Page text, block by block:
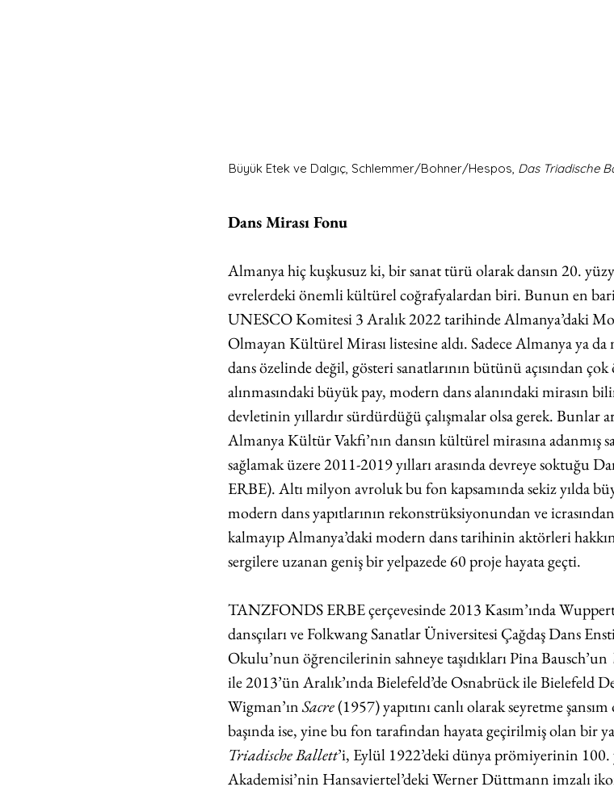
Büyük Etek ve Dalgıç, Schlemmer/Bohner/Hespos, Das Triadische
Dans Mirası Fonu
Almanya hiç kuşkusuz ki, bir sanat türü olarak dansın 20.
evrelerdeki önemli kültürel coğrafyalardan biri. Bunun en
UNESCO Komitesi 3 Aralık 2022 tarihinde Almanya’daki
Olmayan Kültürel Mirası listesine aldı. Sadece Almanya ya
dans özelinde değil, gösteri sanatlarının bütünü açısından
alınmasındaki büyük pay, modern dans alanındaki mirasın
devletinin yıllardır sürdürdüğü çalışmalar olsa gerek. Bunlar
Almanya Kültür Vakfı’nın dansın kültürel mirasına adanmış
sağlamak üzere 2011-2019 yılları arasında devreye soktuğu
ERBE). Altı milyon avroluk bu fon kapsamında sekiz yılda
modern dans yapıtlarının rekonstrüksiyonundan ve
kalmayıp Almanya’daki modern dans tarihinin aktörleri
sergilere uzanan geniş bir yelpazede 60 proje hayata geçti.
TANZFONDS ERBE çerçevesinde 2013 Kasım’ında
dansçıları ve Folkwang Sanatlar Üniversitesi Çağdaş Dans
Okulu’nun öğrencilerinin sahneye taşıdıkları Pina Bausch’un
ile 2013’ün Aralık’ında Bielefeld’de Osnabrück ile Bielefeld
Wigman’ın Sacre (1957) yapıtını canlı olarak seyretme
başında ise, yine bu fon tarafından hayata geçirilmiş olan bir
Triadische Ballett’i, Eylül 1922’deki dünya prömiyerinin 100.
Akademisi’nin Hansaviertel’deki Werner Düttmann imzalı